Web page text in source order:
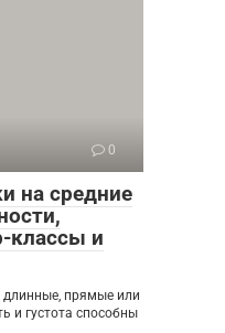
0
на средние
классы и
прямые или
и густота способны